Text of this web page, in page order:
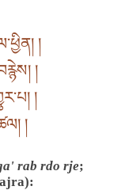
།
།
།
།
rab rdo rje;